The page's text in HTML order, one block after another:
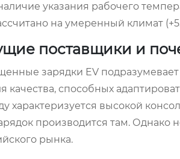
указания рабочего
на умеренный климат
поставщики и
зарядки EV
способных
характеризуется высокой
производится там. Однако
рынка.